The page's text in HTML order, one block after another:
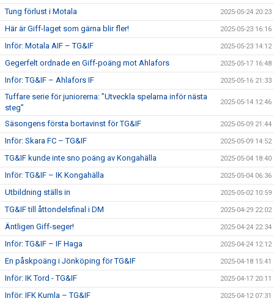
Tung förlust i Motala 2025-05-24 20:23
Här är Giff-laget som gärna blir fler! 2025-05-23 16:16
Inför: Motala AIF – TG&IF 2025-05-23 14:12
Gegerfelt ordnade en Giff-poäng mot Ahlafors 2025-05-17 16:48
Inför: TG&IF – Ahlafors IF 2025-05-16 21:33
Tuffare serie för juniorerna: ”Utveckla spelarna inför nästa
steg”
2025-05-14 12:46
Säsongens första bortavinst för TG&IF 2025-05-09 21:44
Inför: Skara FC – TG&IF 2025-05-09 14:52
TG&IF kunde inte sno poäng av Kongahälla 2025-05-04 18:40
Inför: TG&IF – IK Kongahälla 2025-05-04 06:36
Utbildning ställs in 2025-05-02 10:59
TG&IF till åttondelsfinal i DM 2025-04-29 22:02
Äntligen Giff-seger! 2025-04-24 22:34
Inför: TG&IF – IF Haga 2025-04-24 12:12
En påskpoäng i Jönköping för TG&IF 2025-04-18 15:41
Inför: IK Tord - TG&IF 2025-04-17 20:11
Inför: IFK Kumla – TG&IF 2025-04-12 07:31